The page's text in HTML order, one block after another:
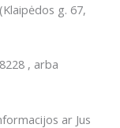
g. 67,
, arba
ar Jus